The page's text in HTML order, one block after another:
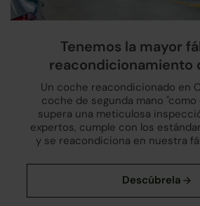
Tenemos la mayor
reacondicionamiento
Un coche reacondicionado en
coche de segunda mano
supera una meticulosa
expertos, cumple con los
y se reacondiciona en nuestra